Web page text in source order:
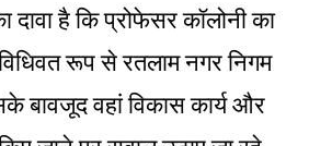
दावा है कि प्रोफेसर कॉलोनी का
रूप से रतलाम नगर निगम
बावजूद वहां विकास कार्य और